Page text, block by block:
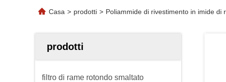
Casa > prodotti > Poliammide di rivestimento in imide
prodotti
filtro di rame rotondo smaltato